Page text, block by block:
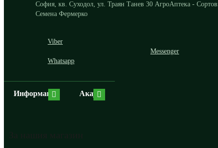
София, кв. Суходол, ул. Траян Танев 30 АгроАптека -
Семена Фермерко
Viber
Whatsapp
Messenger
Информация Акаунт